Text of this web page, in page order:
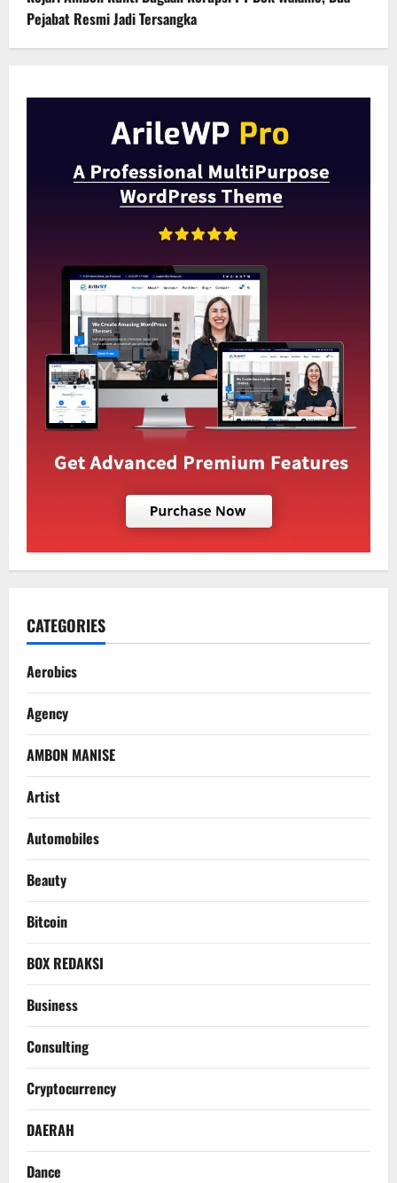
Pejabat Resmi Jadi Tersangka
CATEGORIES
Aerobics
Agency
AMBON MANISE
Artist
Automobiles
Beauty
Bitcoin
BOX REDAKSI
Business
Consulting
Cryptocurrency
DAERAH
Dance